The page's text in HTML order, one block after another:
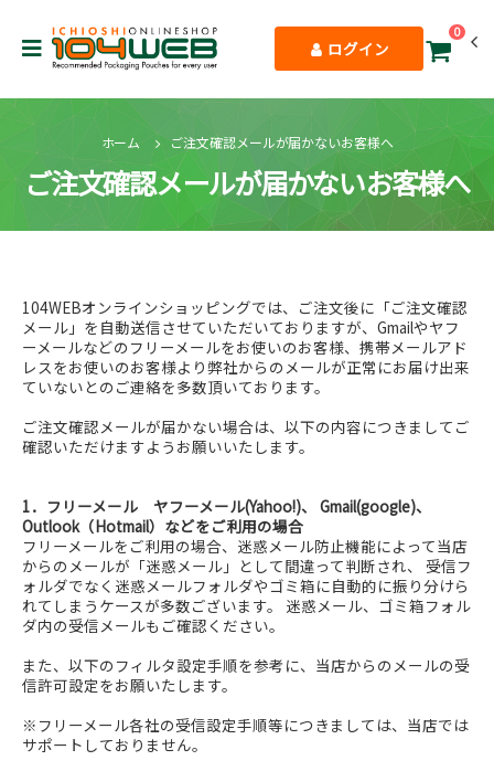
ログイン
0
ホーム ご注文確認メールが届かないお客様へ
ご注文確認メールが届かないお客様へ
104WEBオンラインショッピングでは、ご注文後に「ご注文確認
メール」を自動送信させていただいておりますが、Gmailやヤフ
ーメールなどのフリーメールをお使いのお客様、携帯メールアド
レスをお使いのお客様より弊社からのメールが正常にお届け出来
ていないとのご連絡を多数頂いております。
ご注文確認メールが届かない場合は、以下の内容につきましてご
確認いただけますようお願いいたします。
1．フリーメール ヤフーメール(Yahoo!)、 Gmail(google)、
Outlook（Hotmail）などをご利用の場合
フリーメールをご利用の場合、迷惑メール防止機能によって当店
からのメールが「迷惑メール」として間違って判断され、 受信フ
ォルダでなく迷惑メールフォルダやゴミ箱に自動的に振り分けら
れてしまうケースが多数ございます。 迷惑メール、ゴミ箱フォル
ダ内の受信メールもご確認ください。
また、以下のフィルタ設定手順を参考に、当店からのメールの受
信許可設定をお願いたします。
※フリーメール各社の受信設定手順等につきましては、当店では
サポートしておりません。